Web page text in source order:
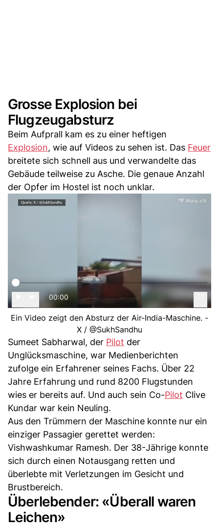
Grosse Explosion bei
Flugzeugabsturz
Beim Aufprall kam es zu einer heftigen
Explosion, wie auf Videos zu sehen ist. Das Feuer
breitete sich schnell aus und verwandelte das
Gebäude teilweise zu Asche. Die genaue Anzahl
der Opfer im Hostel ist noch unklar.
00:00
Ein Video zeigt den Absturz der Air-India-Maschine. -
X / @SukhSandhu
Sumeet Sabharwal, der Pilot der
Unglücksmaschine, war Medienberichten
zufolge ein Erfahrener seines Fachs. Über 22
Jahre Erfahrung und rund 8200 Flugstunden
wies er bereits auf. Und auch sein Co-Pilot Clive
Kundar war kein Neuling.
Aus den Trümmern der Maschine konnte nur ein
einziger Passagier gerettet werden:
Vishwashkumar Ramesh. Der 38-Jährige konnte
sich durch einen Notausgang retten und
überlebte mit Verletzungen im Gesicht und
Brustbereich.
Überlebender: «Überall waren
Leichen»